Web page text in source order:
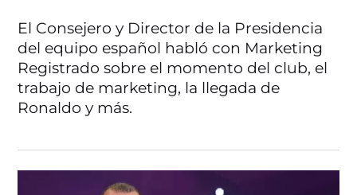
El Consejero y Director de la Presidencia
del equipo español habló con Marketing
Registrado sobre el momento del club, el
trabajo de marketing, la llegada de
Ronaldo y más.